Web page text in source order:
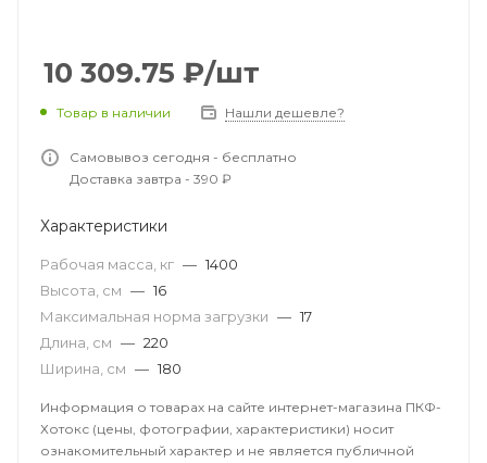
10 309.75 ₽/шт
Товар в наличии Нашли дешевле?
Самовывоз сегодня - бесплатно
Доставка завтра - 390 ₽
Характеристики
Рабочая масса, кг — 1400
Высота, см — 16
Максимальная норма загрузки — 17
Длина, см — 220
Ширина, см — 180
Информация о товарах на сайте интернет-магазина ПКФ-
Хотокс (цены, фотографии, характеристики) носит
ознакомительный характер и не является публичной